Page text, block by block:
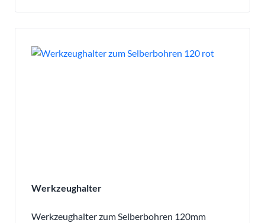
Werkzeughalter
Werkzeughalter zum Selberbohren 120mm